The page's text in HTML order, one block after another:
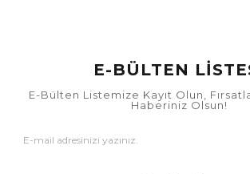
E-BÜLTEN
E-Bülten Listemize Kayıt Olun,
Haberiniz Olsun!